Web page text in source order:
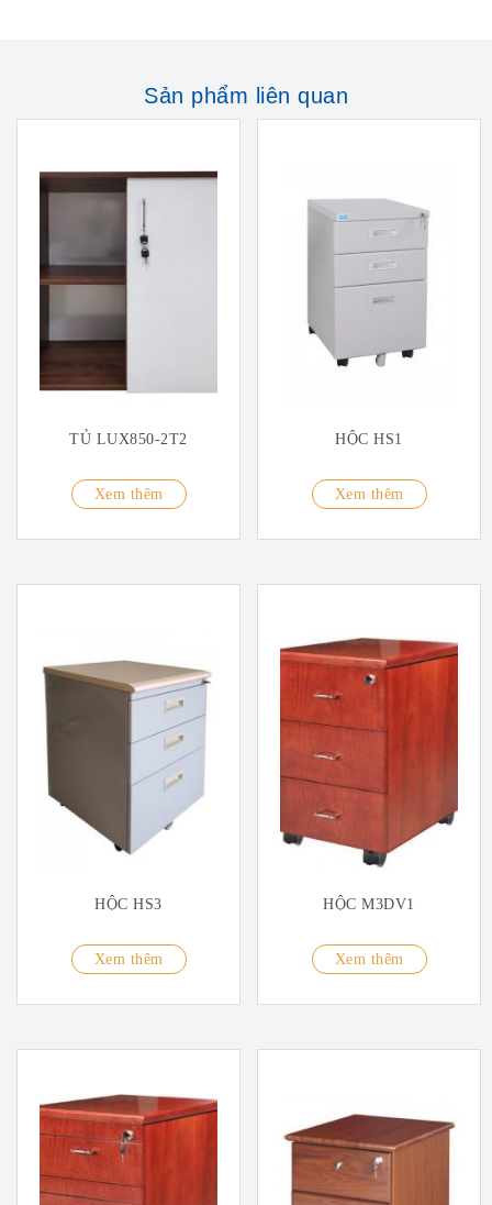
Sản phẩm liên quan
TỦ LUX850-2T2
Xem thêm
HỘC HS1
Xem thêm
HỘC HS3
Xem thêm
HỘC M3DV1
Xem thêm